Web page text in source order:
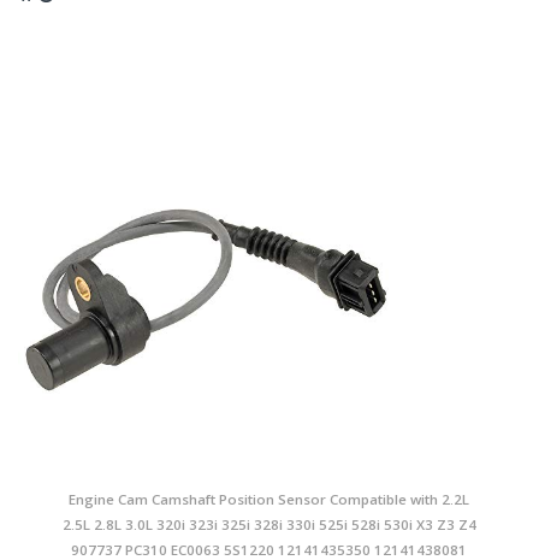
Engine Cam Camshaft Position Sensor Compatible with 2.2L
2.5L 2.8L 3.0L 320i 323i 325i 328i 330i 525i 528i 530i X3 Z3 Z4
907737 PC310 EC0063 5S1220 12141435350 12141438081